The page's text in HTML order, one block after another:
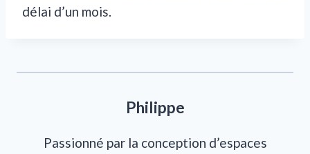
délai d’un mois.
Philippe
Passionné par la conception d’espaces